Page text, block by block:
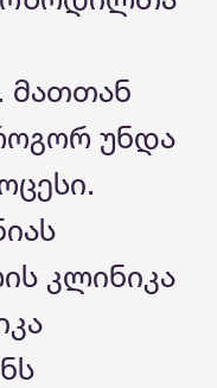
მათთან
უნდა
კლინიკა